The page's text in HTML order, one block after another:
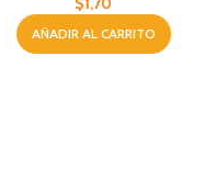
AÑADIR AL CARRITO